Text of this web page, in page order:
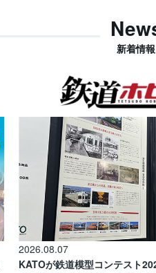
新着情報
2026.08.07
KATOが鉄道模型コンテスト